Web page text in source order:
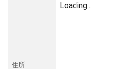
住所
Loading...